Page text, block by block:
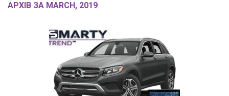
АРХІВ ЗА MARCH, 2019